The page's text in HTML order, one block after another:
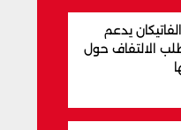
يدعم
الالتفاف حول